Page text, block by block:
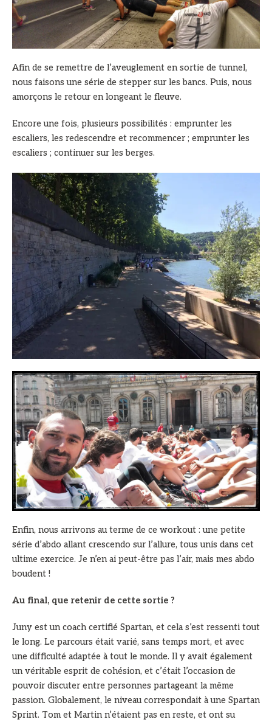
Afin de se remettre de l’aveuglement en sortie de tunnel,
nous faisons une série de stepper sur les bancs. Puis, nous
amorçons le retour en longeant le fleuve.
Encore une fois, plusieurs possibilités : emprunter les
escaliers, les redescendre et recommencer ; emprunter les
escaliers ; continuer sur les berges.
Enfin, nous arrivons au terme de ce workout : une petite
série d’abdo allant crescendo sur l’allure, tous unis dans cet
ultime exercice. Je n’en ai peut-être pas l’air, mais mes abdo
boudent !
Au final, que retenir de cette sortie ?
Juny est un coach certifié Spartan, et cela s’est ressenti tout
le long. Le parcours était varié, sans temps mort, et avec
une difficulté adaptée à tout le monde. Il y avait également
un véritable esprit de cohésion, et c’était l’occasion de
pouvoir discuter entre personnes partageant la même
passion. Globalement, le niveau correspondait à une Spartan
Sprint. Tom et Martin n’étaient pas en reste, et ont su